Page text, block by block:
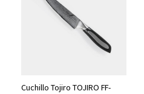
Cuchillo Tojiro TOJIRO FF-